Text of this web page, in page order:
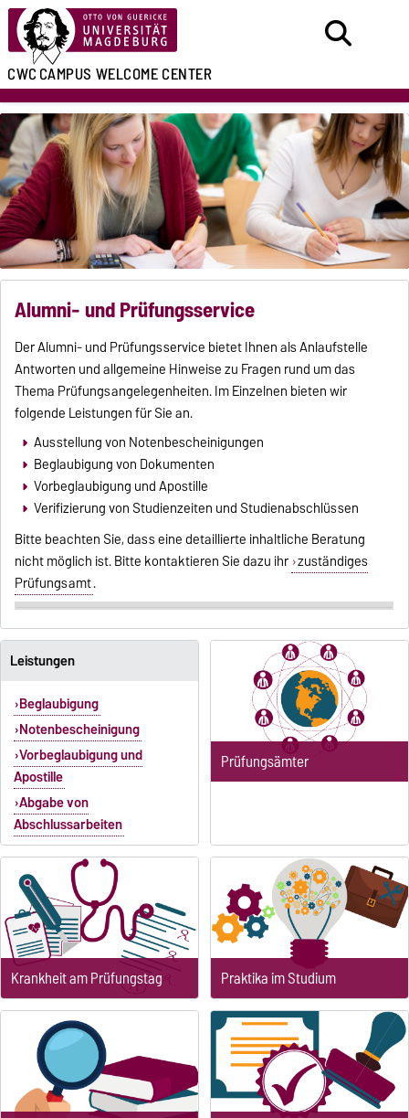
CWCCAMPUS WELCOME CENTER
Alumni- und Prüfungsservice
Der Alumni- und Prüfungsservice bietet Ihnen als Anlaufstelle
Antworten und allgemeine Hinweise zu Fragen rund um das
Thema Prüfungsangelegenheiten. Im Einzelnen bieten wir
folgende Leistungen für Sie an.
Ausstellung von Notenbescheinigungen
Beglaubigung von Dokumenten
Vorbeglaubigung und Apostille
Verifizierung von Studienzeiten und Studienabschlüssen
Bitte beachten Sie, dass eine detaillierte inhaltliche Beratung
nicht möglich ist. Bitte kontaktieren Sie dazu ihr zuständiges
Prüfungsamt.
Leistungen
Beglaubigung
Notenbescheinigung
Vorbeglaubigung und
Apostille
Abgabe von
Abschlussarbeiten
Prüfungsämter
Krankheit am Prüfungstag Praktika im Studium